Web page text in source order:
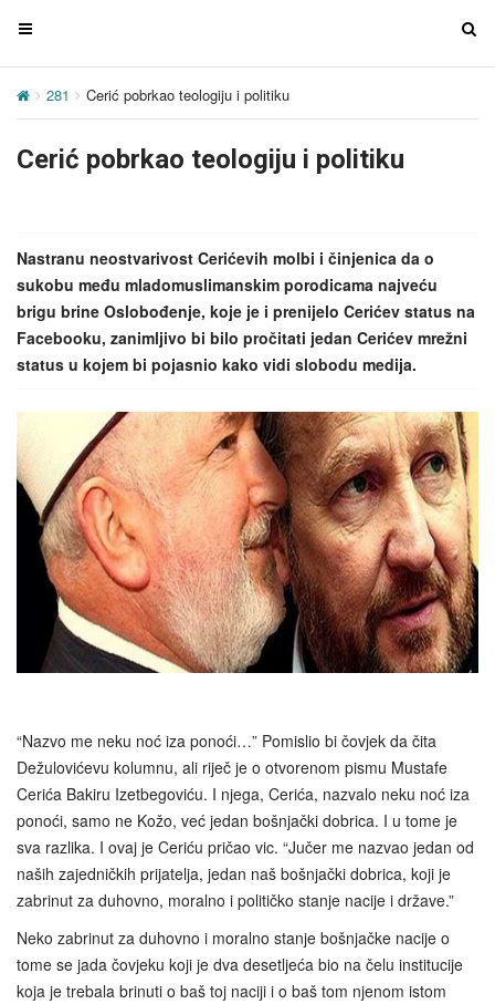
T
g
e
i
g
a
t
i
T
a
t
n
281 Cerić pobrkao teologiju i politiku
Cerić pobrkao teologiju i politiku
Nastranu neostvarivost Cerićevih molbi i činjenica da o
sukobu među mladomuslimanskim porodicama najveću
brigu brine Oslobođenje, koje je i prenijelo Cerićev status na
Facebooku, zanimljivo bi bilo pročitati jedan Cerićev mrežni
status u kojem bi pojasnio kako vidi slobodu medija.
“Nazvo me neku noć iza ponoći…” Pomislio bi čovjek da čita
Dežulovićevu kolumnu, ali riječ je o otvorenom pismu Mustafe
Cerića Bakiru Izetbegoviću. I njega, Cerića, nazvalo neku noć iza
ponoći, samo ne Kožo, već jedan bošnjački dobrica. I u tome je
sva razlika. I ovaj je Ceriću pričao vic. “Jučer me nazvao jedan od
naših zajedničkih prijatelja, jedan naš bošnjački dobrica, koji je
zabrinut za duhovno, moralno i političko stanje nacije i države.”
Neko zabrinut za duhovno i moralno stanje bošnjačke nacije o
tome se jada čovjeku koji je dva desetljeća bio na čelu institucije
koja je trebala brinuti o baš toj naciji i o baš tom njenom istom